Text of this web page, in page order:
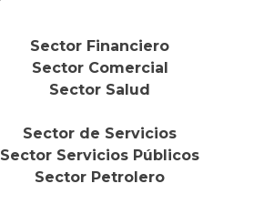
Sector Financiero
Sector Comercial
Sector Salud
Sector de Servicios
Sector Servicios Públicos
Sector Petrolero